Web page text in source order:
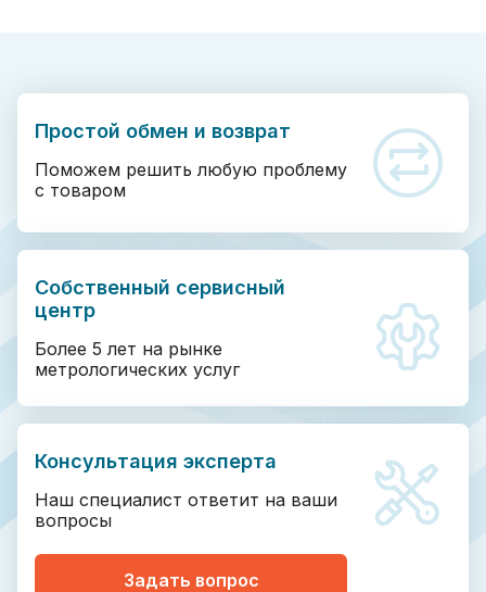
Простой обмен и возврат
Поможем решить любую проблему
с товаром
Собственный сервисный
центр
Более 5 лет на рынке
метрологических услуг
Консультация эксперта
Наш специалист ответит на ваши
вопросы
Задать вопрос